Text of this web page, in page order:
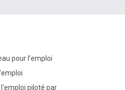
pour l’emploi
piloté par